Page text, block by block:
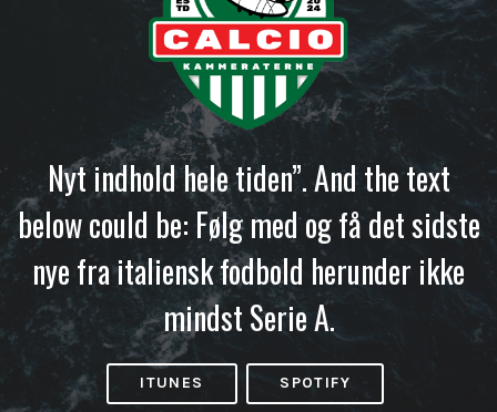
Nyt indhold hele tiden”. And the text
below could be: Følg med og få det sidste
nye fra italiensk fodbold herunder ikke
mindst Serie A.
ITUNES SPOTIFY